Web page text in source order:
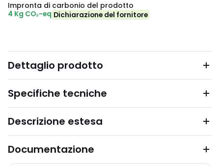
Impronta di carbonio del prodotto
4 Kg CO₂-eq Dichiarazione del fornitore
Dettaglio prodotto
Specifiche tecniche
Descrizione estesa
Documentazione